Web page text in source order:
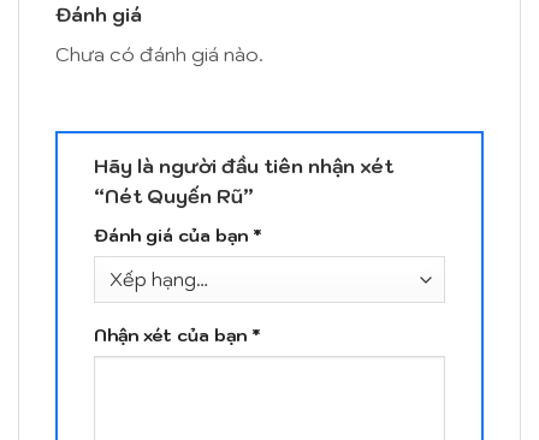
Đánh giá
Chưa có đánh giá nào.
Hãy là người đầu tiên nhận xét
“Nét Quyến Rũ”
Đánh giá của bạn *
Nhận xét của bạn *